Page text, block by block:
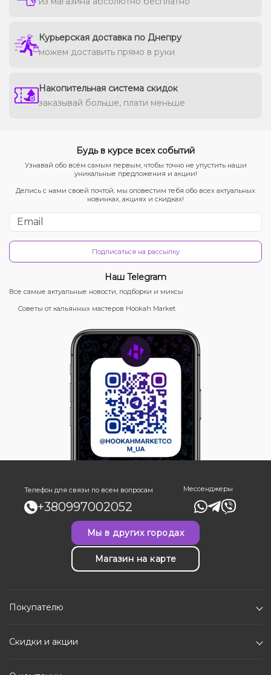
Курьерская доставка по Днепру
можем доставить прямо в руки
Накопительная система скидок
заказывай больше, плати меньше
Будь в курсе всех событий
Узнавай обо всём самым первым, чтобы точно не упустить наши
уникальные предложения и акции!
Делись с нами своей почтой, мы оповестим тебя обо всех актуальных
новинках, акциях и скидках!
Подписаться на рассылку
Наш Telegram
Все самые актуальные новости, подборки и миксы
Советы от кальянных мастеров Hookah Market
Телефон для связи по всем вопросам
+380997002052
Мессенджеры
Мы в других городах
Магазин на карте
Покупателю
Скидки и акции